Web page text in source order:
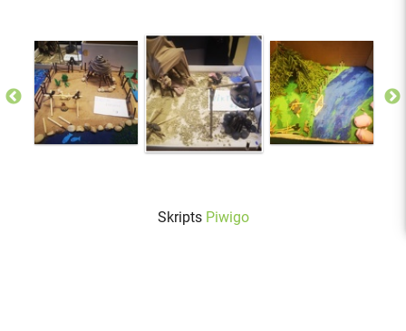
Skripts Piwigo